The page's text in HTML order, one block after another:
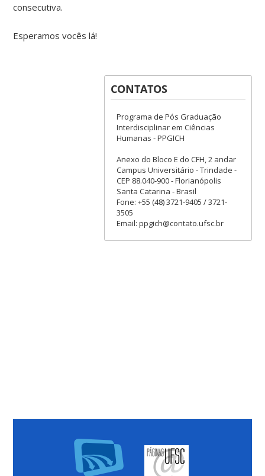
consecutiva.
Esperamos vocês lá!
CONTATOS
Programa de Pós Graduação
Interdisciplinar em Ciências
Humanas - PPGICH
Anexo do Bloco E do CFH, 2 andar
Campus Universitário - Trindade -
CEP 88.040-900 - Florianópolis
Santa Catarina - Brasil
Fone: +55 (48) 3721-9405 / 3721-
3505
Email: ppgich@contato.ufsc.br